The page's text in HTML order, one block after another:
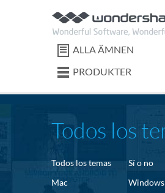
ALLA ÄMNEN
PRODUKTER
Todos los
Todos los temas
Sí o no
Mac
Windows